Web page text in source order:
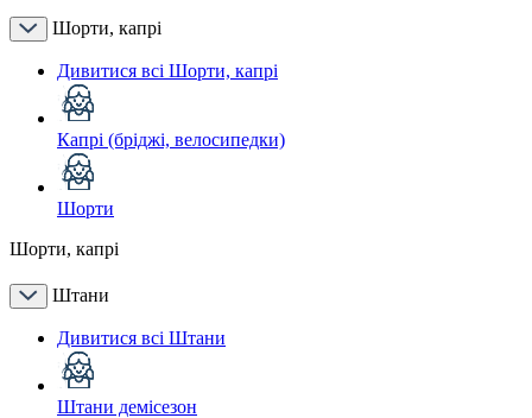
Шорти, капрі
Дивитися всі Шорти, капрі
Капрі (бріджі, велосипедки)
Шорти
Шорти, капрі
Штани
Дивитися всі Штани
Штани демісезон